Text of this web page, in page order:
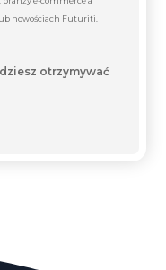
nowościach Futuriti.
otrzymywać